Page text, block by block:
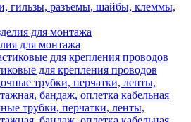
гильзы, разъемы, шайбы, клеммы,
для монтажа
для крепления проводов
трубки, перчатки, ленты,